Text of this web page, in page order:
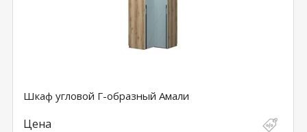
Шкаф угловой Г-образный Амали
Цена